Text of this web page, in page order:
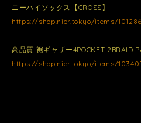
ニーハイソックス【CROSS】
https://shop.nier.tokyo/items/
高品質 裾ギャザー4POCKET 2BRAID
https://shop.nier.tokyo/items/